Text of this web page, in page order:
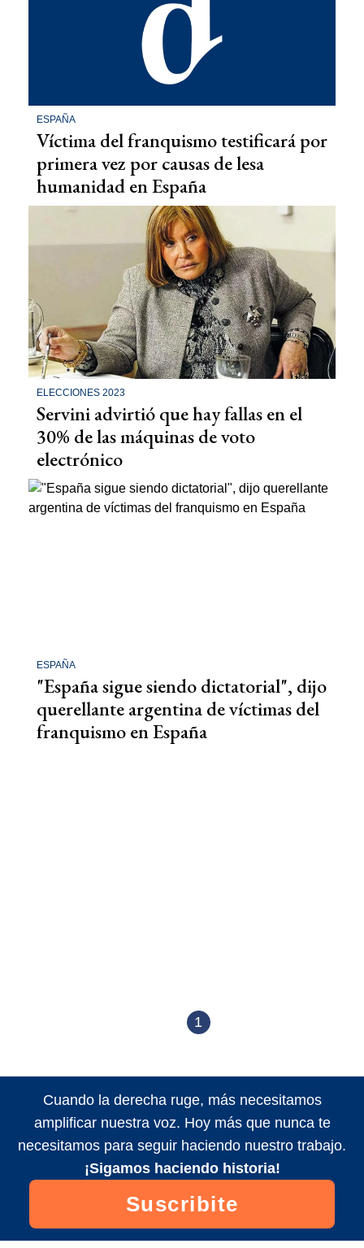
ESPAÑA
Víctima del franquismo testificará por
primera vez por causas de lesa
humanidad en España
ELECCIONES 2023
Servini advirtió que hay fallas en el
30% de las máquinas de voto
electrónico
ESPAÑA
"España sigue siendo dictatorial", dijo
querellante argentina de víctimas del
franquismo en España
1
Cuando la derecha ruge, más necesitamos
amplificar nuestra voz. Hoy más que nunca te
necesitamos para seguir haciendo nuestro trabajo.
¡Sigamos haciendo historia!
Suscribite